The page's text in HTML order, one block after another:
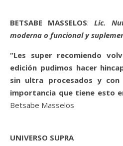
BETSABE MASSELOS:Lic.
moderna o funcional y
“Les super recomiendo
edición pudimos hacer
sin ultra procesados y con
importancia que tiene esto
Betsabe Masselos
UNIVERSO SUPRA